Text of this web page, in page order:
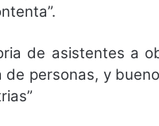
de asistentes a
personas, y